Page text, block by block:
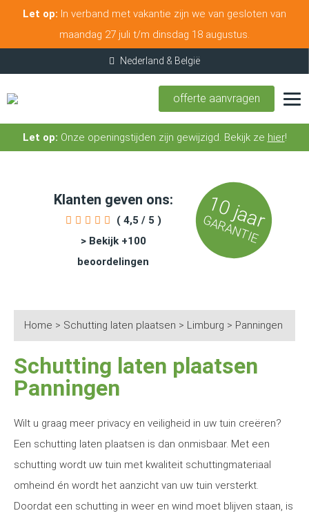
Let op: In verband met vakantie zijn we van gesloten van
maandag 27 juli t/m dinsdag 18 augustus.
offerte aanvragen
Let op: Onze openingstijden zijn gewijzigd. Bekijk ze hier!
Klanten geven ons:
( 4,5 / 5 )
> Bekijk +100
beoordelingen
10 jaar
GARANTIE
Home > Schutting laten plaatsen > Limburg > Panningen
Schutting laten plaatsen
Panningen
Wilt u graag meer privacy en veiligheid in uw tuin creëren?
Een schutting laten plaatsen is dan onmisbaar. Met een
schutting wordt uw tuin met kwaliteit schuttingmateriaal
omheind én wordt het aanzicht van uw tuin versterkt.
Doordat een schutting in weer en wind moet blijven staan, is